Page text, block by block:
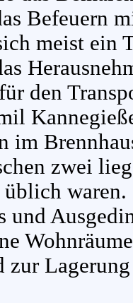
Befeuern
meist ein
den
im
zwei
und
zur